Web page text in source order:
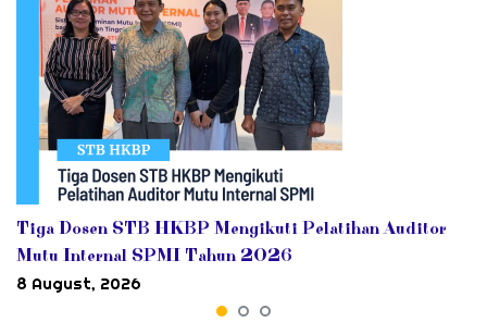
Tiga Dosen STB HKBP Mengikuti Pelatihan Auditor
Mutu Internal SPMI Tahun 2026
8 August, 2026